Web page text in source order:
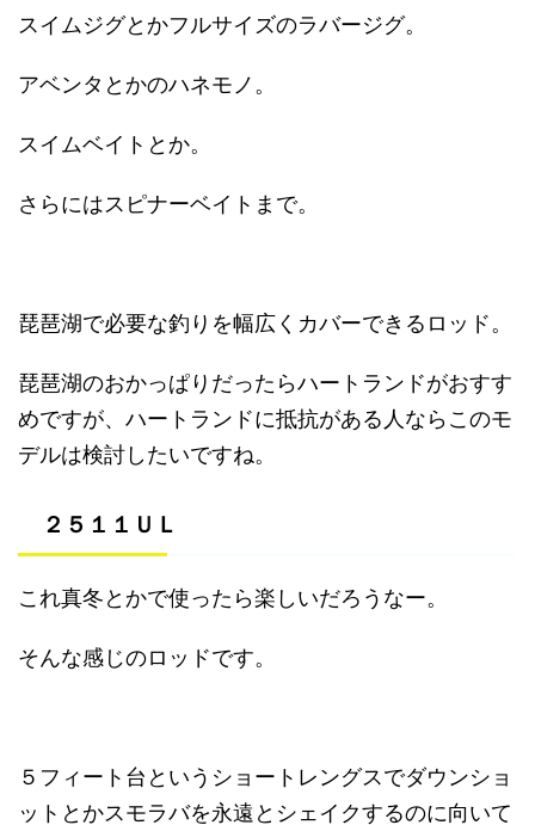
スイムジグとかフルサイズのラバージグ。
アベンタとかのハネモノ。
スイムベイトとか。
さらにはスピナーベイトまで。
琵琶湖で必要な釣りを幅広くカバーできるロッド。
琵琶湖のおかっぱりだったらハートランドがおすす
めですが、ハートランドに抵抗がある人ならこのモ
デルは検討したいですね。
２５１１ＵＬ
これ真冬とかで使ったら楽しいだろうなー。
そんな感じのロッドです。
５フィート台というショートレングスでダウンショ
ットとかスモラバを永遠とシェイクするのに向いて